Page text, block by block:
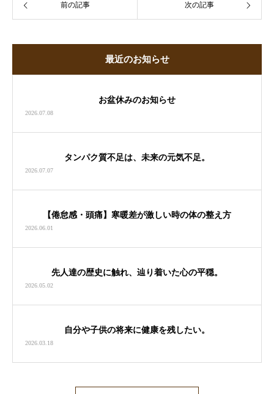
前の記事 次の記事
最近のお知らせ
お盆休みのお知らせ
2026.07.08
タンパク質不足は、未来の元気不足。
2026.07.07
【倦怠感・頭痛】寒暖差が激しい時の体の整え方
2026.06.01
先人達の歴史に触れ、辿り着いた心の平穏。
2026.05.02
自分や子供の将来に健康を残したい。
2026.03.18